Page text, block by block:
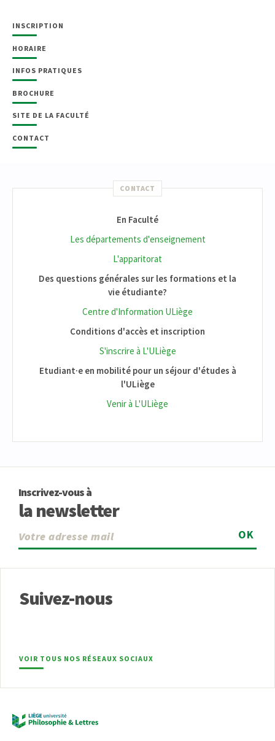
INSCRIPTION
HORAIRE
INFOS PRATIQUES
BROCHURE
SITE DE LA FACULTÉ
CONTACT
CONTACT
En Faculté
Les départements d'enseignement
L'apparitorat
Des questions générales sur les formations et la
vie étudiante?
Centre d'Information ULiège
Conditions d'accès et inscription
S'inscrire à L'ULiège
Etudiant·e en mobilité pour un séjour d'études à
l'ULiège
Venir à L'ULiège
Inscrivez-vous à
la newsletter
OK
Suivez-nous
VOIR TOUS NOS RÉSEAUX SOCIAUX